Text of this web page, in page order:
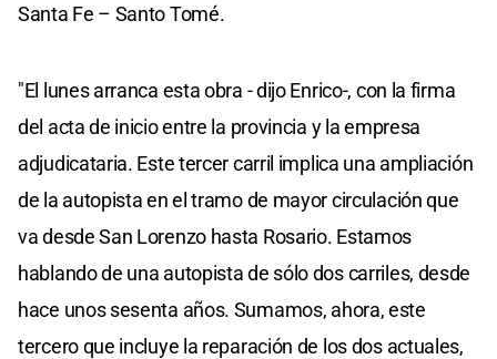
Santa Fe – Santo Tomé.
"El lunes arranca esta obra - dijo Enrico-, con la firma
del acta de inicio entre la provincia y la empresa
adjudicataria. Este tercer carril implica una ampliación
de la autopista en el tramo de mayor circulación que
va desde San Lorenzo hasta Rosario. Estamos
hablando de una autopista de sólo dos carriles, desde
hace unos sesenta años. Sumamos, ahora, este
tercero que incluye la reparación de los dos actuales,